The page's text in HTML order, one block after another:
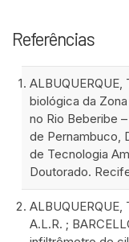
Referências
biológica da
no Rio Beberibe
de Pernambuco,
de Tecnologia
Doutorado.
ALBUQUERQUE,
A.L.R. ;